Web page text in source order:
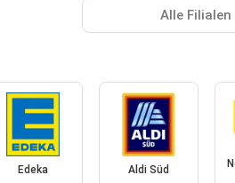
Alle Filialen
Edeka Aldi Süd